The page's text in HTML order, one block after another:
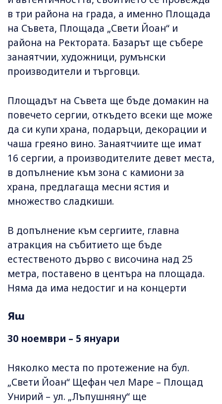
в три района на града, а именно Площада
на Съвета, Площада „Свети Йоан“ и
района на Ректората. Базарът ще събере
занаятчии, художници, румънски
производители и търговци.
Площадът на Съвета ще бъде домакин на
повечето сергии, откъдето всеки ще може
да си купи храна, подаръци, декорации и
чаша греяно вино. Занаятчиите ще имат
16 сергии, а производителите девет места,
в допълнение към зона с камиони за
храна, предлагаща месни ястия и
множество сладкиши.
В допълнение към сергиите, главна
атракция на събитието ще бъде
естественото дърво с височина над 25
метра, поставено в центъра на площада.
Няма да има недостиг и на концерти
Яш
30 ноември – 5 януари
Няколко места по протежение на бул.
„Свети Йоан“ Щефан чел Маре – Площад
Унирий – ул. „Лъпушняну“ ще